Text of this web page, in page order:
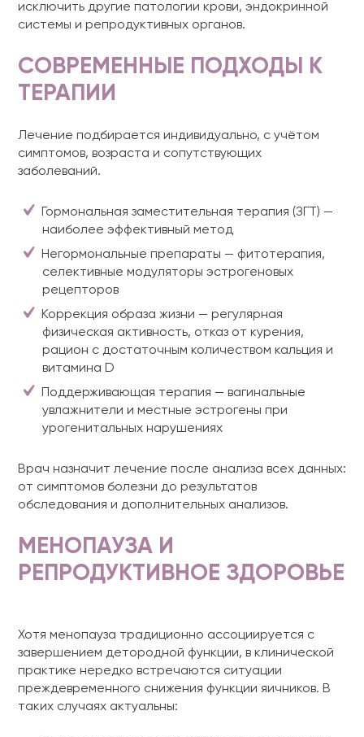
исключить другие патологии крови, эндокринной
системы и репродуктивных органов.
СОВРЕМЕННЫЕ ПОДХОДЫ К
ТЕРАПИИ
Лечение подбирается индивидуально, с учётом
симптомов, возраста и сопутствующих
заболеваний.
Гормональная заместительная терапия (ЗГТ) —
наиболее эффективный метод
Негормональные препараты — фитотерапия,
селективные модуляторы эстрогеновых
рецепторов
Коррекция образа жизни — регулярная
физическая активность, отказ от курения,
рацион с достаточным количеством кальция и
витамина D
Поддерживающая терапия — вагинальные
увлажнители и местные эстрогены при
урогенитальных нарушениях
Врач назначит лечение после анализа всех данных:
от симптомов болезни до результатов
обследования и дополнительных анализов.
МЕНОПАУЗА И
РЕПРОДУКТИВНОЕ ЗДОРОВЬЕ
Хотя менопауза традиционно ассоциируется с
завершением детородной функции, в клинической
практике нередко встречаются ситуации
преждевременного снижения функции яичников. В
таких случаях актуальны: